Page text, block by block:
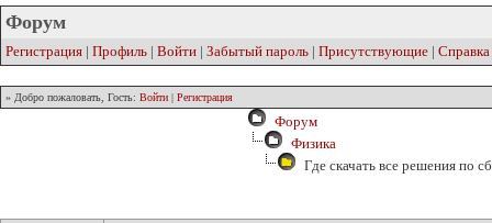
Форум
Регистрация | Профиль | Войти | Забытый пароль | Присутствующие | Справка
» Добро пожаловать, Гость: Войти | Регистрация
Форум
Физика
Где скачать все решения по